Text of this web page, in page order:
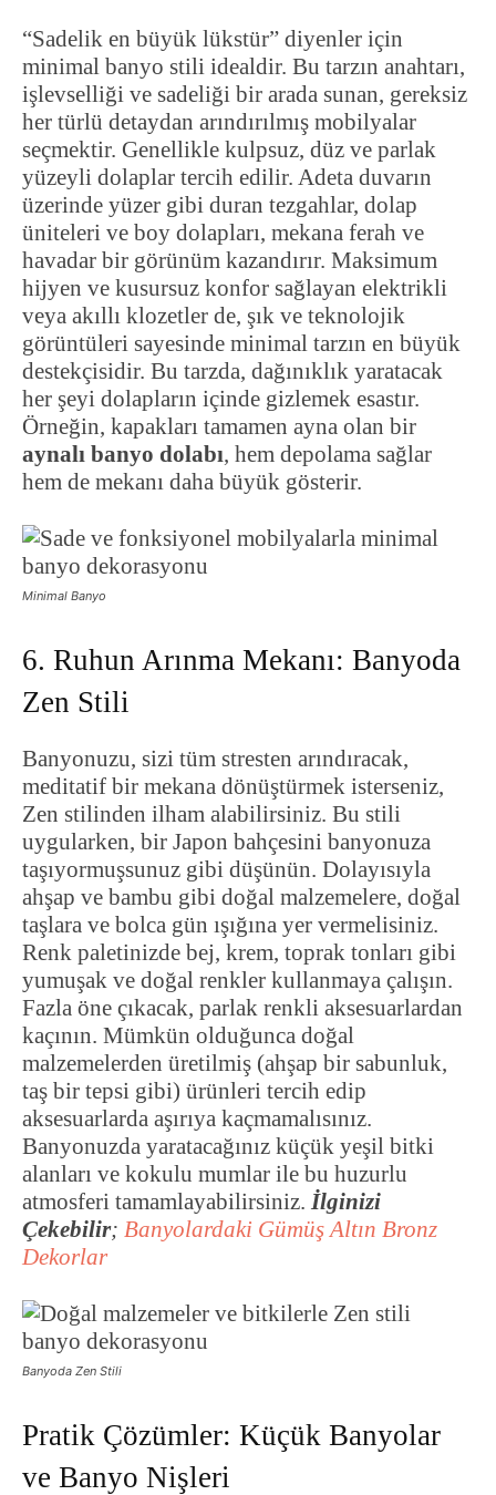
“Sadelik en büyük lükstür” diyenler için
minimal banyo stili idealdir. Bu tarzın anahtarı,
işlevselliği ve sadeliği bir arada sunan, gereksiz
her türlü detaydan arındırılmış mobilyalar
seçmektir. Genellikle kulpsuz, düz ve parlak
yüzeyli dolaplar tercih edilir. Adeta duvarın
üzerinde yüzer gibi duran tezgahlar, dolap
üniteleri ve boy dolapları, mekana ferah ve
havadar bir görünüm kazandırır. Maksimum
hijyen ve kusursuz konfor sağlayan elektrikli
veya akıllı klozetler de, şık ve teknolojik
görüntüleri sayesinde minimal tarzın en büyük
destekçisidir. Bu tarzda, dağınıklık yaratacak
her şeyi dolapların içinde gizlemek esastır.
Örneğin, kapakları tamamen ayna olan bir
aynalı banyo dolabı, hem depolama sağlar
hem de mekanı daha büyük gösterir.
Minimal Banyo
6. Ruhun Arınma Mekanı: Banyoda
Zen Stili
Banyonuzu, sizi tüm stresten arındıracak,
meditatif bir mekana dönüştürmek isterseniz,
Zen stilinden ilham alabilirsiniz. Bu stili
uygularken, bir Japon bahçesini banyonuza
taşıyormuşsunuz gibi düşünün. Dolayısıyla
ahşap ve bambu gibi doğal malzemelere, doğal
taşlara ve bolca gün ışığına yer vermelisiniz.
Renk paletinizde bej, krem, toprak tonları gibi
yumuşak ve doğal renkler kullanmaya çalışın.
Fazla öne çıkacak, parlak renkli aksesuarlardan
kaçının. Mümkün olduğunca doğal
malzemelerden üretilmiş (ahşap bir sabunluk,
taş bir tepsi gibi) ürünleri tercih edip
aksesuarlarda aşırıya kaçmamalısınız.
Banyonuzda yaratacağınız küçük yeşil bitki
alanları ve kokulu mumlar ile bu huzurlu
atmosferi tamamlayabilirsiniz. İlginizi
Çekebilir; Banyolardaki Gümüş Altın Bronz
Dekorlar
Banyoda Zen Stili
Pratik Çözümler: Küçük Banyolar
ve Banyo Nişleri